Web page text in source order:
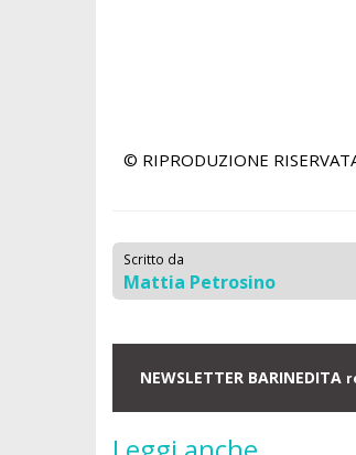
© RIPRODUZIONE
Scritto da
Mattia Petrosino
NEWSLETTER BARINEDITA